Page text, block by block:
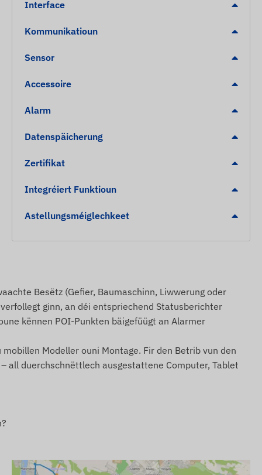
Interface
Kommunikatioun
Sensor
Accessoire
Alarm
Datenspäicherung
Zertifikat
Integréiert Funktioun
Astellungsméiglechkeet
Besëtz (Gefier, Baumaschinn, Liwwerung oder
ginn, an déi entspriechend Statusberichter
kënnen POI-Punkten bäigefüügt an Alarmer
Modeller ouni Montage. Fir den Betrib vun den
all duerchschnëttlech ausgestattene Computer, Tablet